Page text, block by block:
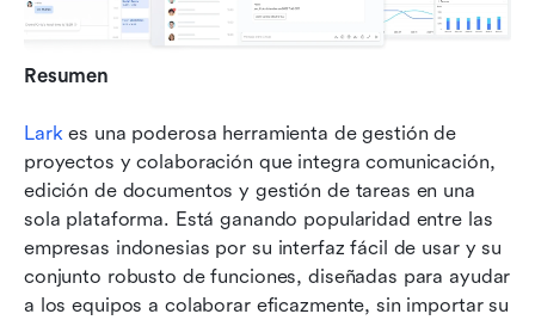
Resumen
Lark es una poderosa herramienta de gestión de
proyectos y colaboración que integra comunicación,
edición de documentos y gestión de tareas en una
sola plataforma. Está ganando popularidad entre las
empresas indonesias por su interfaz fácil de usar y su
conjunto robusto de funciones, diseñadas para ayudar
a los equipos a colaborar eficazmente, sin importar su